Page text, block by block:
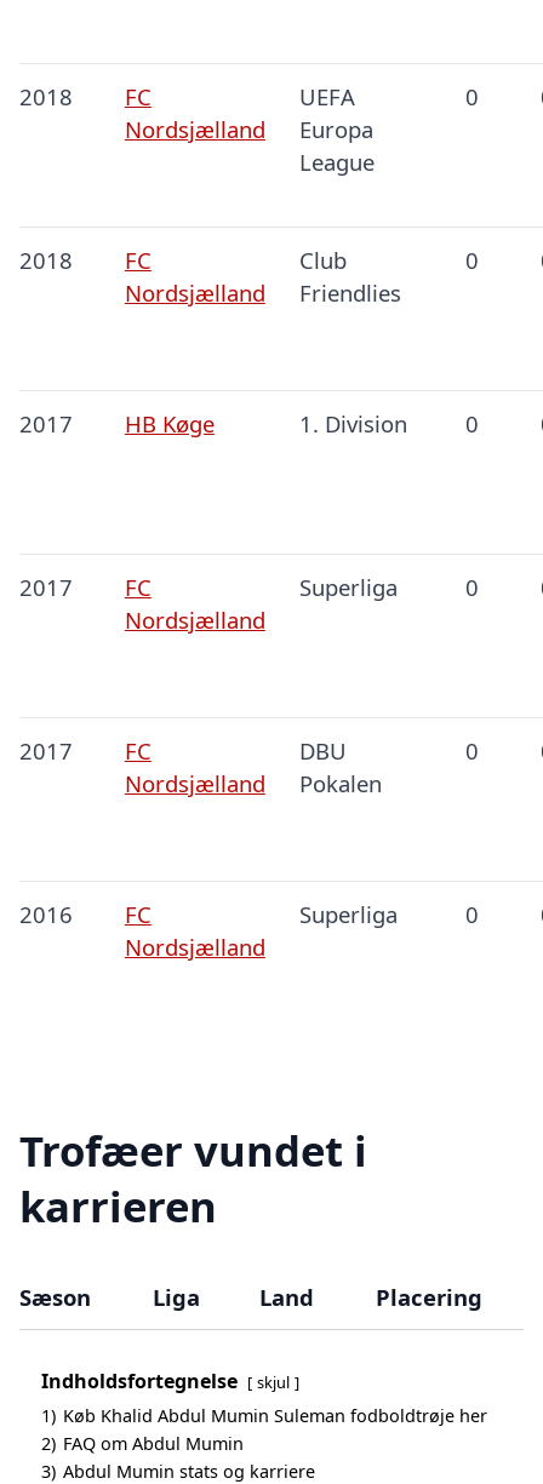
2018
FC
Nordsjælland
UEFA
Europa
League
0
2018
FC
Nordsjælland
Club
Friendlies
0
2017 HB Køge 1. Division 0
2017
FC
Nordsjælland
Superliga 0
2017
FC
Nordsjælland
DBU
Pokalen
0
2016
FC
Nordsjælland
Superliga 0
Trofæer vundet i
karrieren
Sæson Liga Land Placering
Indholdsfortegnelse skjul
1) Køb Khalid Abdul Mumin Suleman fodboldtrøje her
2) FAQ om Abdul Mumin
3) Abdul Mumin stats og karriere